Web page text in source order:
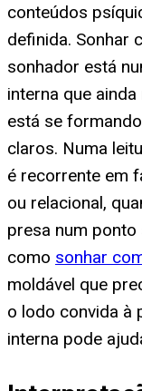
conteúdos
definida. Sonhar
sonhador está
interna que
está se
claros. Numa
é recorrente em
ou relacional,
presa num ponto
como sonhar
moldável que
o lodo convida à
interna pode